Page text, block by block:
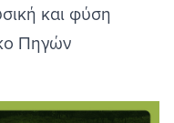
και φύση
Πηγών